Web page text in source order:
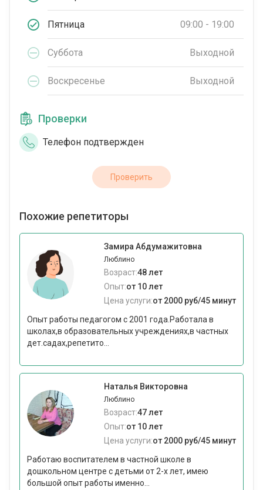
Пятница 09:00 - 19:00
Суббота Выходной
Воскресенье Выходной
Проверки
Телефон подтвержден
Проверить
Похожие репетиторы
Замира Абдумажитовна
Люблино
Возраст:48 лет
Опыт:от 10 лет
Цена услуги:от 2000 руб/45 минут
Опыт работы педагогом с 2001 года.Работала в
школах,в образовательных учреждениях,в частных
дет.садах,репетито...
Наталья Викторовна
Люблино
Возраст:47 лет
Опыт:от 10 лет
Цена услуги:от 2000 руб/45 минут
Работаю воспитателем в частной школе в
дошкольном центре с детьми от 2-х лет, имею
большой опыт работы именно...